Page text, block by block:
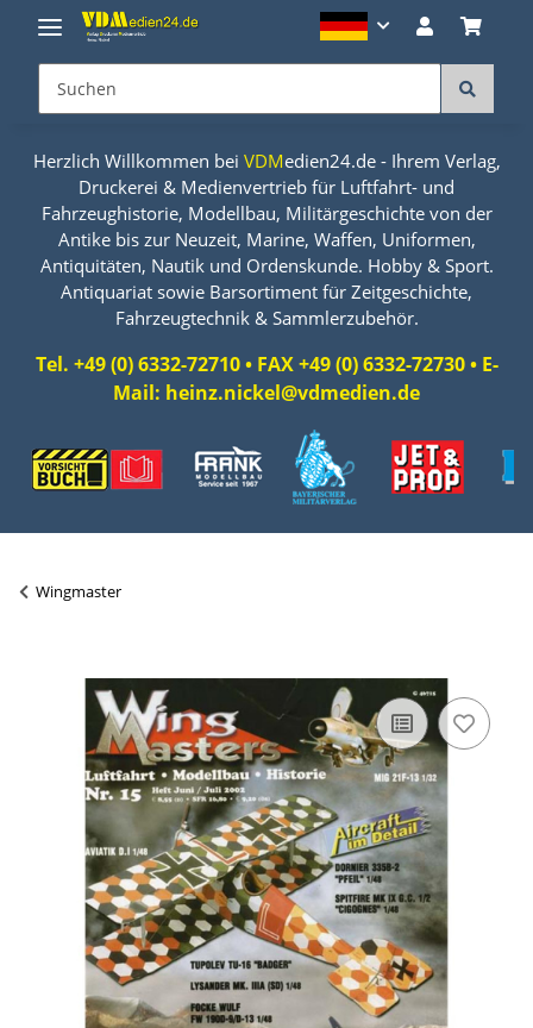
Herzlich Willkommen bei VDMedien24.de - Ihrem Verlag,
Druckerei & Medienvertrieb für Luftfahrt- und
Fahrzeughistorie, Modellbau, Militärgeschichte von der
Antike bis zur Neuzeit, Marine, Waffen, Uniformen,
Antiquitäten, Nautik und Ordenskunde. Hobby & Sport.
Antiquariat sowie Barsortiment für Zeitgeschichte,
Fahrzeugtechnik & Sammlerzubehör.
Tel. +49 (0) 6332-72710 • FAX +49 (0) 6332-72730 • E-
Mail: heinz.nickel@vdmedien.de
Wingmaster